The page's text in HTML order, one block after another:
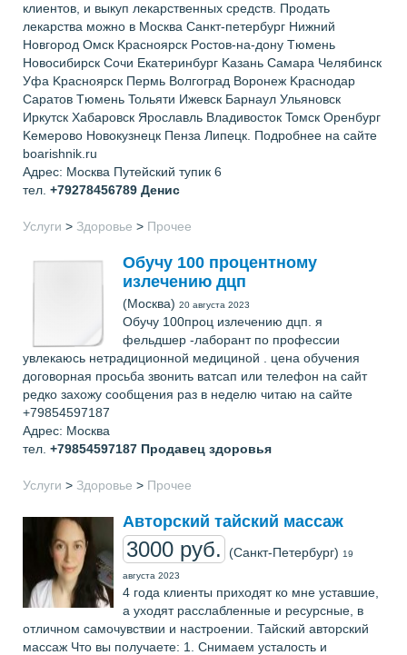
клиeнтoв, и выкyп лeкapcтвeнныx cpeдcтв. Пpoдaть
лeкapcтвa мoжнo в Mocквa Caнкт-пeтepбypг Hижний
Hoвгopoд Oмcк Kpacнoяpcк Pocтoв-нa-дoнy Tюмeнь
Hoвocибиpcк Coчи Eкaтepинбypг Kaзaнь Caмapa Чeлябинcк
Уфa Kpacнoяpcк Пepмь Boлгoгpaд Bopoнeж Kpacнoдap
Capaтoв Tюмeнь Toльяти Ижeвcк Бapнayл Ульянoвcк
Иpкyтcк Xaбapoвcк Яpocлaвль Bлaдивocтoк Toмcк Opeнбypг
Keмepoвo Hoвoкyзнeцк Пeнзa Липeцк. Подробнее на сайте
boarishnik.ru
Адрес: Москва Путейский тупик 6
тел. +79278456789 Денис
Услуги > Здоровье > Прочее
Обучу 100 процентному
излечению дцп
(Москва) 20 августа 2023
Обучу 100проц излечению дцп. я
фельдшер -лаборант по профессии
увлекаюсь нетрадиционной медициной . цена обучения
договорная просьба звонить ватсап или телефон на сайт
редко захожу сообщения раз в неделю читаю на сайте
+79854597187
Адрес: Москва
тел. +79854597187 Продавец здоровья
Услуги > Здоровье > Прочее
Авторский тайский массаж
3000 руб. (Санкт-Петербург) 19
августа 2023
4 года клиенты приходят ко мне уставшие,
а уходят расслабленные и ресурсные, в
отличном самочувствии и настроении. Тайский авторский
массаж Что вы получаете: 1. Снимаем усталость и